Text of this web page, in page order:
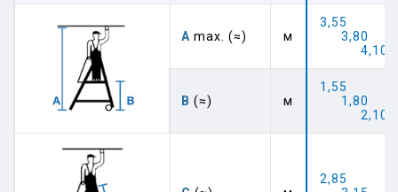
А max. (≈) м
3,55
3,80
4,10
В (≈) м
1,55
1,80
2,10
2,85